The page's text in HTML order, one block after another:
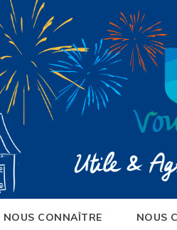
NOUS CONNAÎTRE NOUS